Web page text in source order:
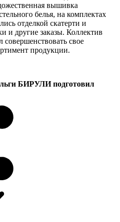
вышивка
белья, на комплектах
отделкой скатерти и
и другие заказы. Коллектив
совершенствовать свое
продукции.
БИРУЛИ подготовил